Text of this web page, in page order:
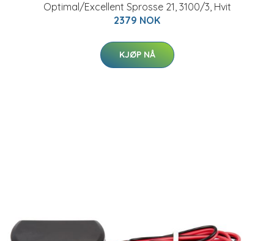
Optimal/Excellent Sprosse 21, 3100/3, Hvit
2379 NOK
KJØP NÅ